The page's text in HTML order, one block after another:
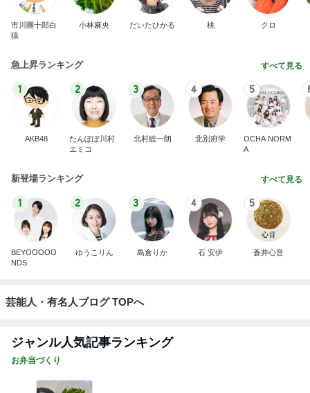
市川團十郎白
猿
小林麻央 だいたひかる 桃 クロ
急上昇ランキング すべて見る
1
AKB48
2
たんぽぽ川村
エミコ
3
北村総一朗
4
北別府学
5
OCHA NORM
A
新登場ランキング すべて見る
1
BEYOOOOO
NDS
2
ゆうこりん
3
島倉りか
4
石 安伊
5
蒼井心音
芸能人・有名人ブログ TOPへ
ジャンル人気記事ランキング
お弁当づくり